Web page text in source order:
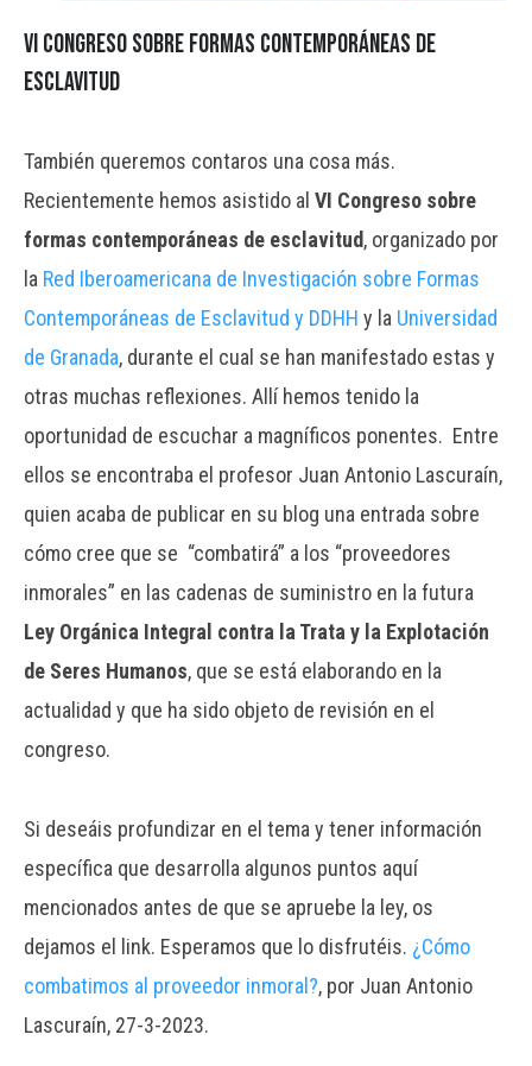
VI Congreso sobre formas contemporáneas de
esclavitud
También queremos contaros una cosa más.
Recientemente hemos asistido al VI Congreso sobre
formas contemporáneas de esclavitud, organizado por
la Red Iberoamericana de Investigación sobre Formas
Contemporáneas de Esclavitud y DDHH y la Universidad
de Granada, durante el cual se han manifestado estas y
otras muchas reflexiones. Allí hemos tenido la
oportunidad de escuchar a magníficos ponentes. Entre
ellos se encontraba el profesor Juan Antonio Lascuraín,
quien acaba de publicar en su blog una entrada sobre
cómo cree que se “combatirá” a los “proveedores
inmorales” en las cadenas de suministro en la futura
Ley Orgánica Integral contra la Trata y la Explotación
de Seres Humanos, que se está elaborando en la
actualidad y que ha sido objeto de revisión en el
congreso.
Si deseáis profundizar en el tema y tener información
específica que desarrolla algunos puntos aquí
mencionados antes de que se apruebe la ley, os
dejamos el link. Esperamos que lo disfrutéis. ¿Cómo
combatimos al proveedor inmoral?, por Juan Antonio
Lascuraín, 27-3-2023.